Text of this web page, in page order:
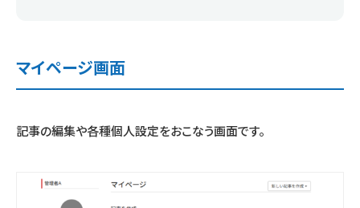
マイページ画面
記事の編集や各種個人設定をおこなう画面です。